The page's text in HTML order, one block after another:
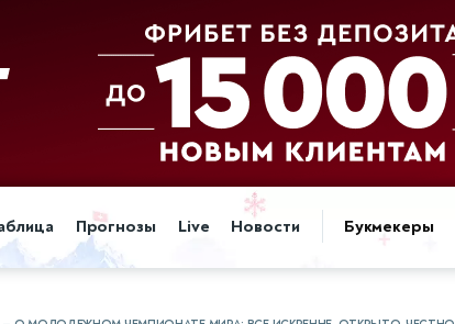
Прогнозы Live Новости Букмекеры